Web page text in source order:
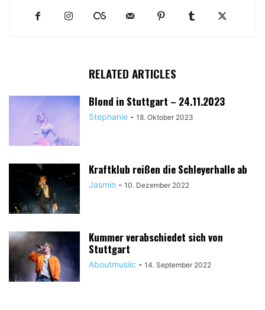
RELATED ARTICLES
Blond in Stuttgart – 24.11.2023
Stephanie - 18. Oktober 2023
Kraftklub reißen die Schleyerhalle ab
Jasmin - 10. Dezember 2022
Kummer verabschiedet sich von
Stuttgart
Aboutmusiic - 14. September 2022